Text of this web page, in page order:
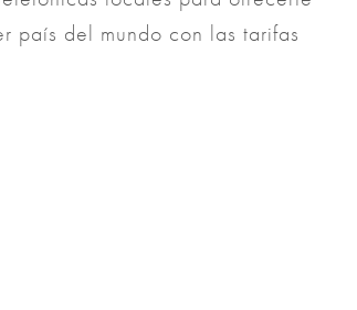
país del mundo con las tarifas